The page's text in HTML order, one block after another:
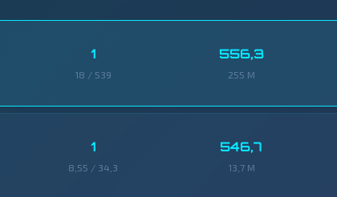
1
18 / 539
556,3
255 M
1
8,55 / 34,3
546,7
13,7 M